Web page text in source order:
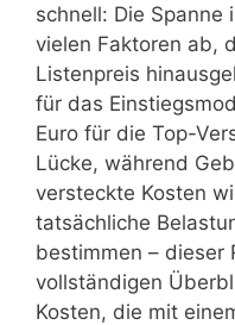
schnell: Die Spanne
vielen Faktoren ab,
Listenpreis
für das
Euro für die Top-
Lücke, während
versteckte Kosten
tatsächliche
bestimmen – dieser
vollständigen
Kosten, die mit